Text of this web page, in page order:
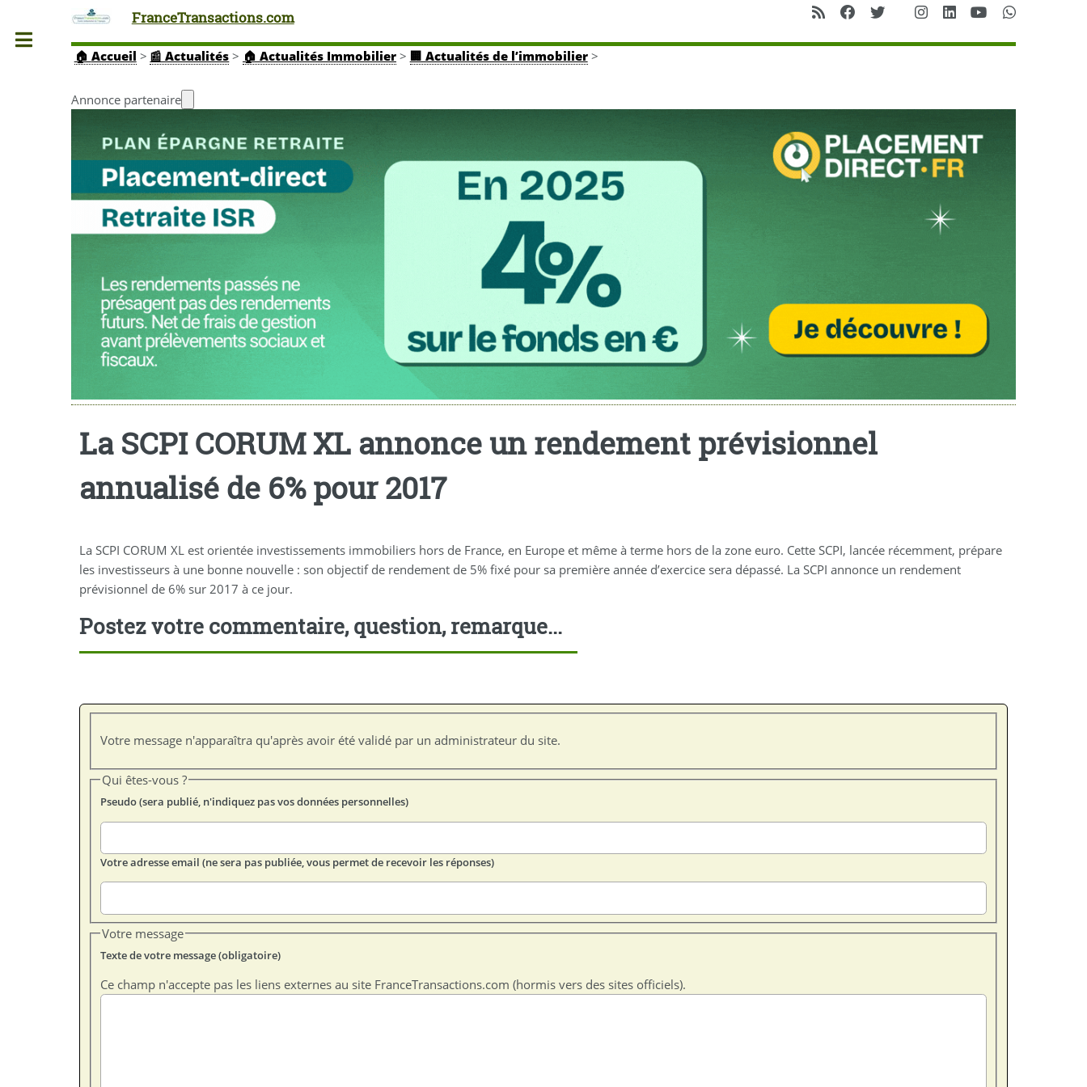
FranceTransactions.com
🏠 Accueil > 📰 Actualités > 🏠 Actualités Immobilier> 🏢 Actualités de l’immobilier>
Annonce partenaire
La SCPI CORUM XL annonce un rendement prévisionnel
annualisé de 6% pour 2017
La SCPI CORUM XL est orientée investissements immobiliers hors de France, en Europe et même à terme hors de la zone euro. Cette SCPI, lancée récemment, prépare
les investisseurs à une bonne nouvelle : son objectif de rendement de 5% fixé pour sa première année d’exercice sera dépassé. La SCPI annonce un rendement
prévisionnel de 6% sur 2017 à ce jour.
Postez votre commentaire, question, remarque...
Votre message n'apparaîtra qu'après avoir été validé par un administrateur du site.
Qui êtes-vous ?
Pseudo (sera publié, n'indiquez pas vos données personnelles)
Votre adresse email (ne sera pas publiée, vous permet de recevoir les réponses)
Votre message
Texte de votre message (obligatoire)
Ce champ n'accepte pas les liens externes au site FranceTransactions.com (hormis vers des sites officiels).
Toggle